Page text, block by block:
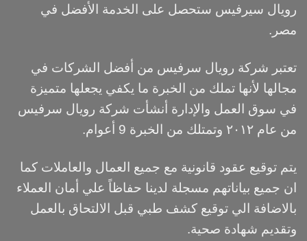
رويال سيرفيس ستحصل على الخدمة الأفضل في
مصر.
تعتبر شركة رويال سرفيس من أفضل الشركات في
مجالها لأنها تملك من الخبرة ما يكفي يجعلها متميزة
في سوق العمل والإدارة أنشأت شركة رويال سرفيس
من عام ٢٠١٢ وتمتلك من الخبرة 9 أعوام.
يتم توقيع عقود قانونية مع جميع العمال والعاملات كما
ان جميع بياناتهم مسجلة لدينا حفاظاً علي أمان العملاء
بالاضافة الي توقيع كشف طبي قبل الالتحاق بالعمل
وتقديم شهادة صحية.